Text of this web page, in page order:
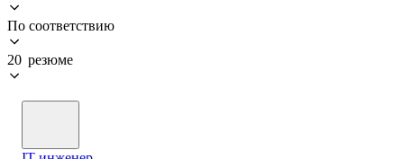
По соответствию
20 резюме